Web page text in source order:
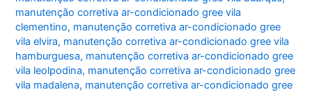
manutenção corretiva ar-condicionado gree vila
clementino, manutenção corretiva ar-condicionado gree
vila elvira, manutenção corretiva ar-condicionado gree vila
hamburguesa, manutenção corretiva ar-condicionado gree
vila leolpodina, manutenção corretiva ar-condicionado gree
vila madalena, manutenção corretiva ar-condicionado gree